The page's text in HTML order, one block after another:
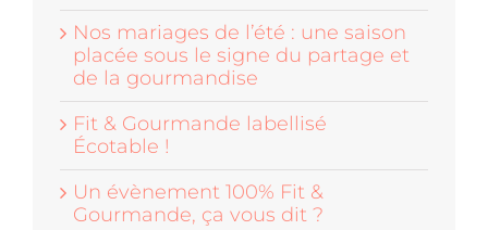
Nos mariages de l’été : une saison
placée sous le signe du partage et
de la gourmandise
Fit & Gourmande labellisé
Écotable !
Un évènement 100% Fit &
Gourmande, ça vous dit ?